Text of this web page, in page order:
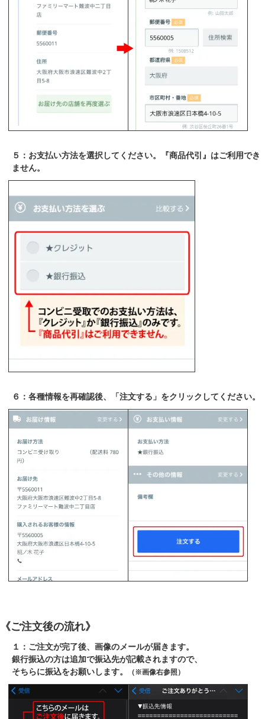
５：お支払い方法を選択してください。『商品代引』はご利用でき
ません。
６：各種情報を再確認後、「注文する」をクリックしてください。
《ご注文後の流れ》
１：ご注文が完了後、画像のメールが届きます。
銀行振込の方は追加で振込先が記載されますので、
そちらに振込をお願いします。
（※画像右参照）